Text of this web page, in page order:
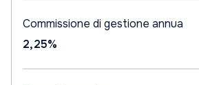
Commissione di gestione annua
2,25%